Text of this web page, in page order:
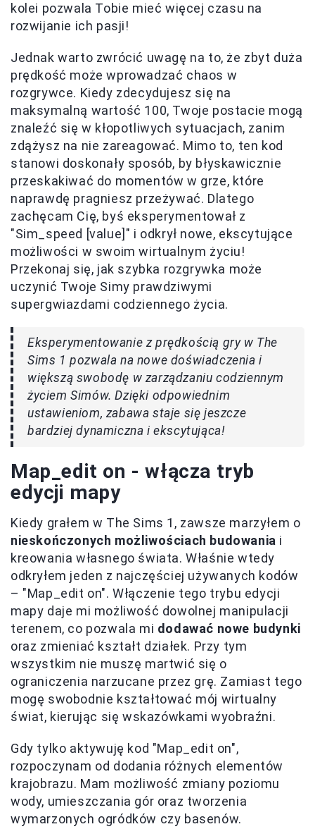
kolei pozwala Tobie mieć więcej czasu na
rozwijanie ich pasji!
Jednak warto zwrócić uwagę na to, że zbyt duża
prędkość może wprowadzać chaos w
rozgrywce. Kiedy zdecydujesz się na
maksymalną wartość 100, Twoje postacie mogą
znaleźć się w kłopotliwych sytuacjach, zanim
zdążysz na nie zareagować. Mimo to, ten kod
stanowi doskonały sposób, by błyskawicznie
przeskakiwać do momentów w grze, które
naprawdę pragniesz przeżywać. Dlatego
zachęcam Cię, byś eksperymentował z
"Sim_speed [value]" i odkrył nowe, ekscytujące
możliwości w swoim wirtualnym życiu!
Przekonaj się, jak szybka rozgrywka może
uczynić Twoje Simy prawdziwymi
supergwiazdami codziennego życia.
Eksperymentowanie z prędkością gry w The
Sims 1 pozwala na nowe doświadczenia i
większą swobodę w zarządzaniu codziennym
życiem Simów. Dzięki odpowiednim
ustawieniom, zabawa staje się jeszcze
bardziej dynamiczna i ekscytująca!
Map_edit on - włącza tryb
edycji mapy
Kiedy grałem w The Sims 1, zawsze marzyłem o
nieskończonych możliwościach budowania i
kreowania własnego świata. Właśnie wtedy
odkryłem jeden z najczęściej używanych kodów
– "Map_edit on". Włączenie tego trybu edycji
mapy daje mi możliwość dowolnej manipulacji
terenem, co pozwala mi dodawać nowe budynki
oraz zmieniać kształt działek. Przy tym
wszystkim nie muszę martwić się o
ograniczenia narzucane przez grę. Zamiast tego
mogę swobodnie kształtować mój wirtualny
świat, kierując się wskazówkami wyobraźni.
Gdy tylko aktywuję kod "Map_edit on",
rozpoczynam od dodania różnych elementów
krajobrazu. Mam możliwość zmiany poziomu
wody, umieszczania gór oraz tworzenia
wymarzonych ogródków czy basenów.